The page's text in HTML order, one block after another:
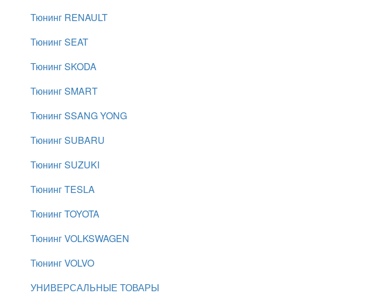
Тюнинг RENAULT
Тюнинг SEAT
Тюнинг SKODA
Тюнинг SMART
Тюнинг SSANG YONG
Тюнинг SUBARU
Тюнинг SUZUKI
Тюнинг TESLA
Тюнинг TOYOTA
Тюнинг VOLKSWAGEN
Тюнинг VOLVO
УНИВЕРСАЛЬНЫЕ ТОВАРЫ